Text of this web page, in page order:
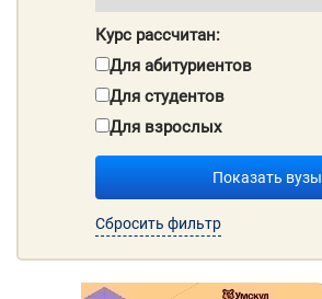
Курс рассчитан:
Для абитуриентов
Для студентов
Для взрослых
Показать вузы
Сбросить фильтр